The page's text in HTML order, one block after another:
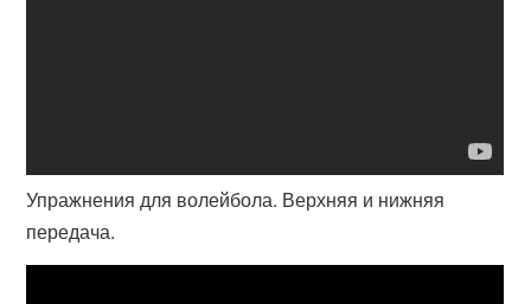
Упражнения для волейбола. Верхняя и нижняя
передача.